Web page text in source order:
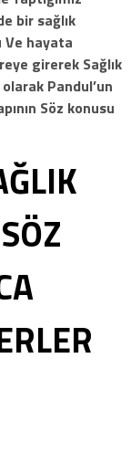
bir sağlık
Ve hayata
girerek Sağlık
olarak Pandul’un
Söz konusu